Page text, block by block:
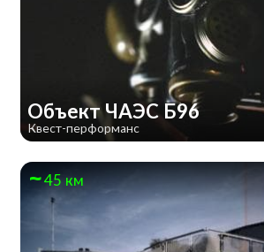
Объект ЧАЭС Б96
Квест-перформанс
45 км